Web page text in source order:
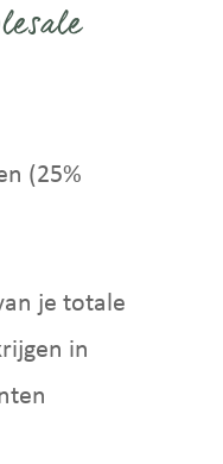
(25%
je totale
in